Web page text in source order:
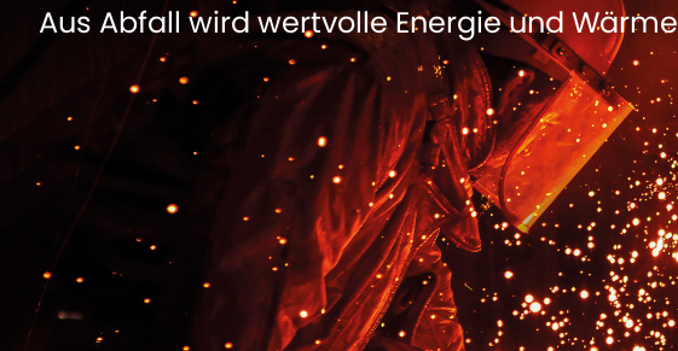
Aus Abfall wird wertvolle Energie und Wärme